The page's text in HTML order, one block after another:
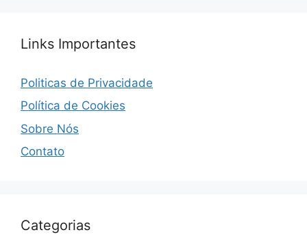
Links Importantes
Politicas de Privacidade
Política de Cookies
Sobre Nós
Contato
Categorias